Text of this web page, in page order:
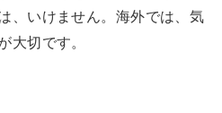
、いけません。海外では、気
大切です。